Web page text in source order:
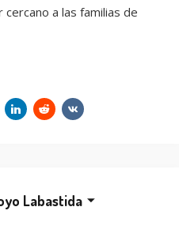
a las familias de
Labastida